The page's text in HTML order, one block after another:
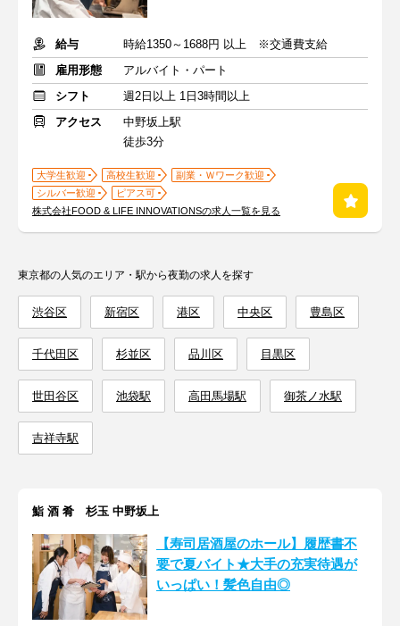
給与
時給1350～1688円 以上 ※交通費支給
雇用形態
アルバイト・パート
シフト
週2日以上 1日3時間以上
アクセス
中野坂上駅
徒歩3分
大学生歓迎 高校生歓迎
副業・Ｗワーク歓迎
シルバー歓迎
ピアス可
株式会社FOOD & LIFE INNOVATIONSの求人一覧を見る
東京都の人気のエリア・駅から夜勤の求人を探す
渋谷区 新宿区 港区 中央区 豊島区
千代田区 杉並区 品川区 目黒区
世田谷区 池袋駅 高田馬場駅 御茶ノ水駅
吉祥寺駅
鮨 酒 肴 杉玉 中野坂上
【寿司居酒屋のホール】履歴書不
要で夏バイト★大手の充実待遇が
いっぱい！髪色自由◎